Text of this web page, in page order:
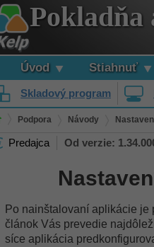
Pokladňa
Úvod Stiahnuť
Skladový program
Podpora Návody
Predajca Od verzie:
Po nainštalovaní aplikácie je
článok Vás prevedie
síce aplikácia